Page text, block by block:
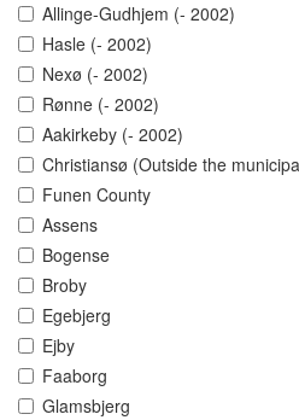
Allinge-Gudhjem (- 2002)
Hasle (- 2002)
Nexø (- 2002)
Rønne (- 2002)
Aakirkeby (- 2002)
Christiansø (Outside the
Funen County
Assens
Bogense
Broby
Egebjerg
Ejby
Faaborg
Glamsbjerg